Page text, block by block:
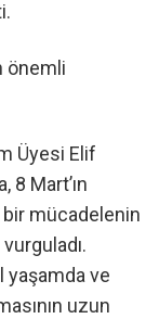
önemli
Üyesi Elif
Mart’ın
mücadelenin
yaşamda ve
uzun